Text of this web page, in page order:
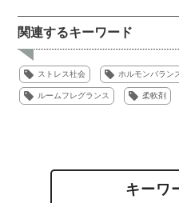
関連するキーワード
ストレス社会 ホルモンバラン
ルームフレグランス 柔軟剤
キーワ